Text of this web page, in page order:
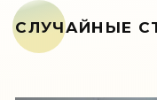
СЛУЧАЙНЫЕ